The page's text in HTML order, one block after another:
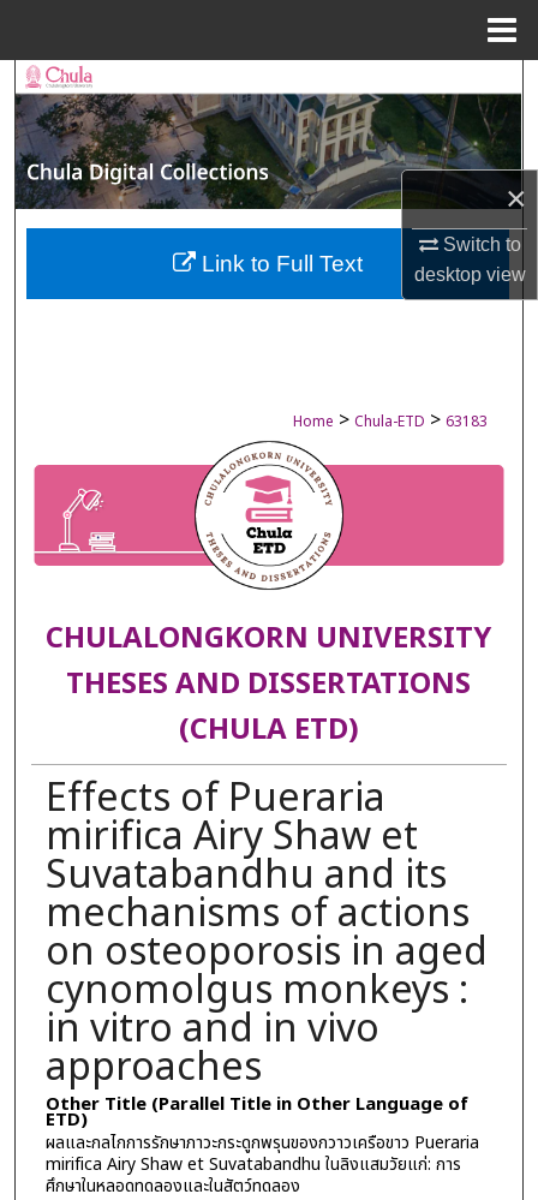
×
Switch to
desktopview
Search
Browse Collections
My Account
About
Home > Chula-ETD > 63183
CHULALONGKORN UNIVERSITY
THESES AND DISSERTATIONS
(CHULA ETD)
Effects of Pueraria
mirifica Airy Shaw et
Suvatabandhu and its
mechanisms of actions
on osteoporosis in aged
cynomolgus monkeys :
in vitro and in vivo
approaches
Other Title (Parallel Title in Other Language of
ETD)
ผลและกลไกการรักษาภาวะกระดูกพรุนของกวาวเครือขาว Pueraria
mirifica Airy Shaw et Suvatabandhu ในลิงแสมวัยแก่: การ
ศึกษาในหลอดทดลองและในสัตว์ทดลอง
Link to Full Text